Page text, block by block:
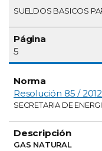
SUELDOS BASICOS
5
Resolución 85 / 2012
SECRETARIA DE
GAS NATURAL